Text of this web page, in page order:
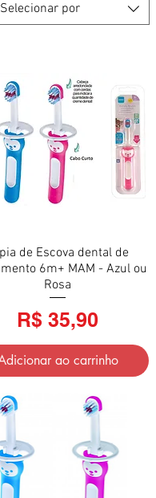
Selecionar por
Visualização rápida
de Escova dental de
6m+ MAM - Azul ou
Rosa
Preço
R$ 35,90
ao carrinho